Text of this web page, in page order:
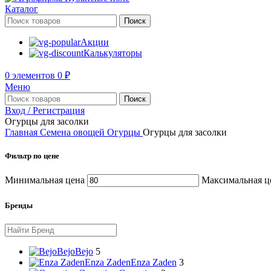
Каталог
Поиск
Акции
Калькуляторы
0 элементов 0 ₽
Меню
Поиск
Вход / Регистрация
Огурцы для засолки
Главная Семена овощей Огурцы Огурцы для засолки
Фильтр по цене
Минимальная цена Максимальная
Бренды
BejoBejo 5
Enza ZadenEnza Zaden 3